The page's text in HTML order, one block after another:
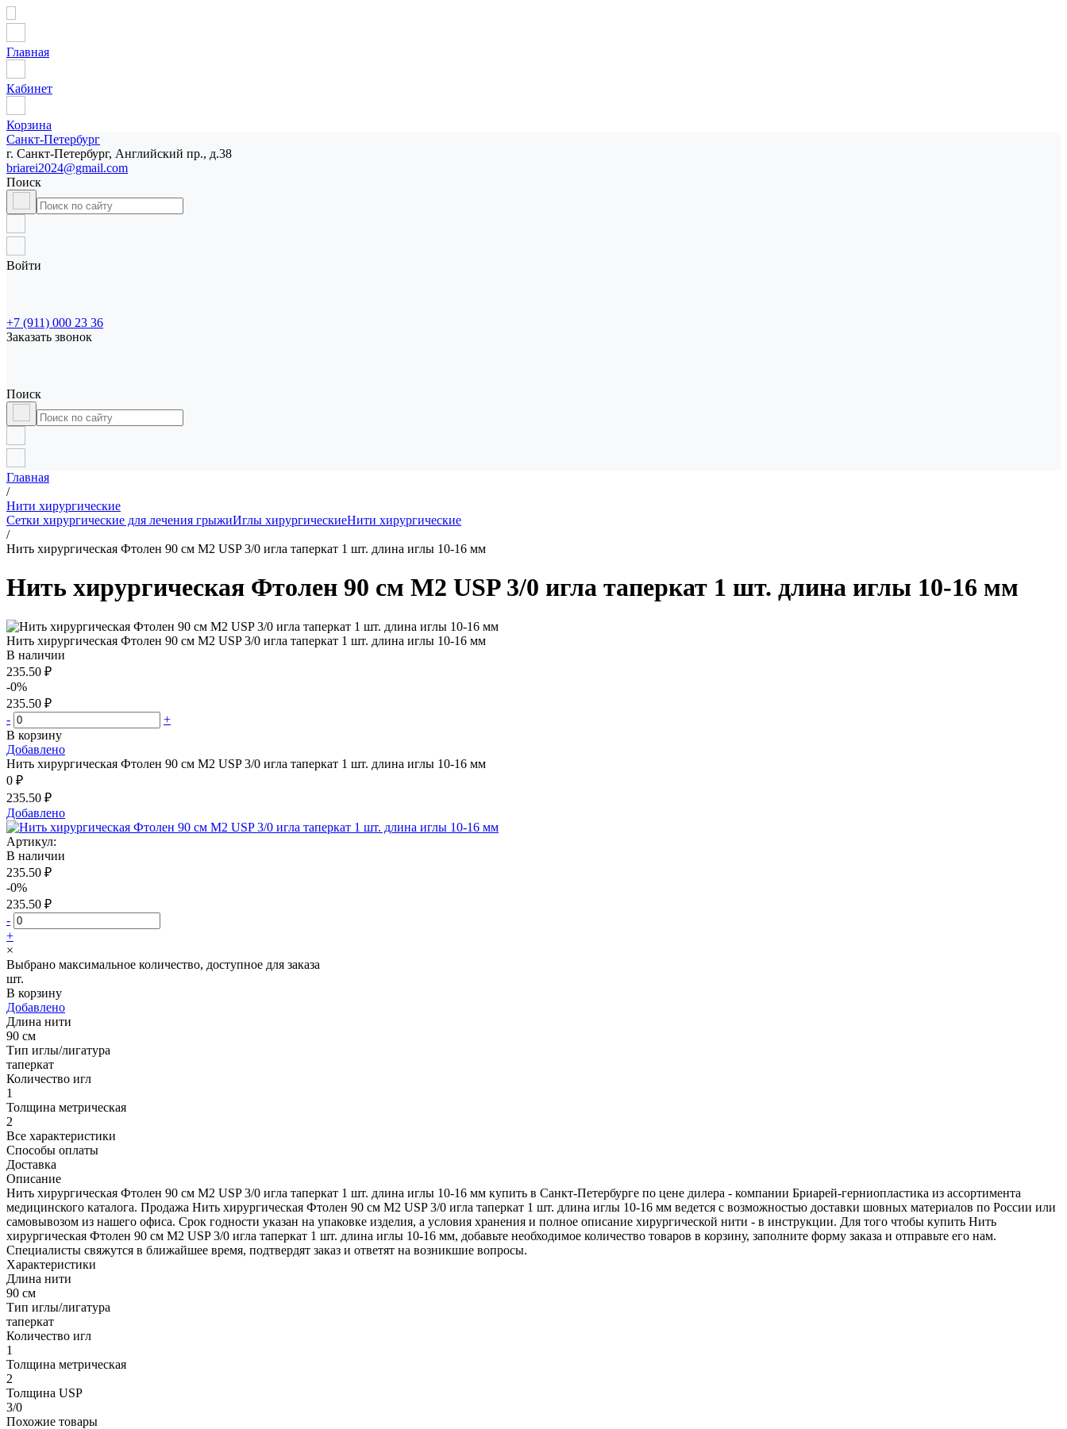
Главная
Кабинет
Корзина
Санкт-Петербург
г. Санкт-Петербург, Английский пр., д.38
briarei2024@gmail.com
Поиск
Войти
+7 (911) 000 23 36
Заказать звонок
Поиск
Главная
/
Нити хирургические
Сетки хирургические для лечения грыжиИглы хирургическиеНити хирургические
/
Нить хирургическая Фтолен 90 см М2 USP 3/0 игла таперкат 1 шт. длина иглы 10-16 мм
Нить хирургическая Фтолен 90 см М2 USP 3/0 игла таперкат 1 шт. длина иглы 10-16 мм
Нить хирургическая Фтолен 90 см М2 USP 3/0 игла таперкат 1 шт. длина иглы 10-16 мм
В наличии
235.50 ₽
-0%
235.50 ₽
-
+
В корзину
Добавлено
Нить хирургическая Фтолен 90 см М2 USP 3/0 игла таперкат 1 шт. длина иглы 10-16 мм
0 ₽
235.50 ₽
Добавлено
Артикул:
В наличии
235.50 ₽
-0%
235.50 ₽
-
+
×
Выбрано максимальное количество, доступное для заказа
шт.
В корзину
Добавлено
Длина нити
90 см
Тип иглы/лигатура
таперкат
Количество игл
1
Толщина метрическая
2
Все характеристики
Способы оплаты
Доставка
Описание
Нить хирургическая Фтолен 90 см М2 USP 3/0 игла таперкат 1 шт. длина иглы 10-16 мм купить в Санкт-Петербурге по цене дилера - компании Бриарей-герниопластика из ассортимента
медицинского каталога. Продажа Нить хирургическая Фтолен 90 см М2 USP 3/0 игла таперкат 1 шт. длина иглы 10-16 мм ведется с возможностью доставки шовных материалов по России или
самовывозом из нашего офиса. Срок годности указан на упаковке изделия, а условия хранения и полное описание хирургической нити - в инструкции. Для того чтобы купить Нить
хирургическая Фтолен 90 см М2 USP 3/0 игла таперкат 1 шт. длина иглы 10-16 мм, добавьте необходимое количество товаров в корзину, заполните форму заказа и отправьте его нам.
Специалисты свяжутся в ближайшее время, подтвердят заказ и ответят на возникшие вопросы.
Характеристики
Длина нити
90 см
Тип иглы/лигатура
таперкат
Количество игл
1
Толщина метрическая
2
Толщина USP
3/0
Похожие товары